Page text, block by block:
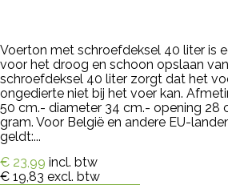
Voerton met schroefdeksel 40 liter is
voor het droog en schoon opslaan
schroefdeksel 40 liter zorgt dat het
ongedierte niet bij het voer kan.
50 cm.- diameter 34 cm.- opening 28
gram. Voor België en andere EU-
geldt:...
€ 23,99 incl. btw
€ 19,83 excl. btw